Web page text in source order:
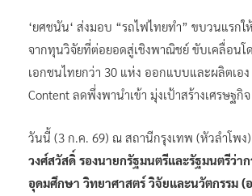
‘ยศชนัน‘ ส่งมอบ “รถไฟไทยทำ” ขบวนแรก
จากทุนวิจัยที่ต่อยอดสู่เชิงพาณิชย์ ขับเคลื่อนโ
เอกชนไทยกว่า 30 แห่ง ออกแบบและผลิตเอ
Content ลดพึ่งพานำเข้า มุ่งเป้าสร้างเศรษฐกิ
วันนี้ (3 ก.ค. 69) ณ สถานีกรุงเทพ (หัวลำโพง)
วงศ์สวัสดิ์ รองนายกรัฐมนตรีและรัฐมนตรีว่าก
อุดมศึกษา วิทยาศาสตร์ วิจัยและนวัตกรรม (